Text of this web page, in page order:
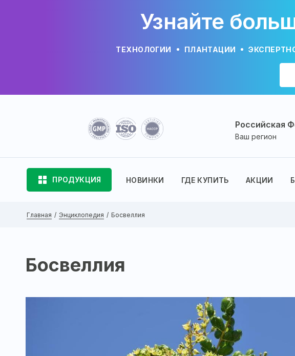
Узнайте
ТЕХНОЛОГИИ ПЛАНТАЦИИ
Российская
Ваш регион
ПРОДУКЦИЯ НОВИНКИ ГДЕ КУПИТЬ АКЦИИ
Главная Энциклопедия Босвеллия
Босвеллия